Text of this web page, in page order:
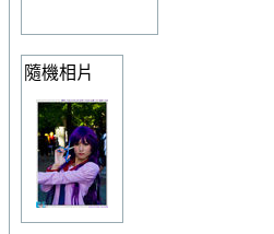
隨機相片